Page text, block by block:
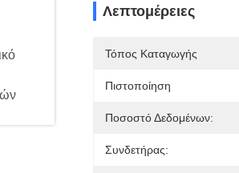
Λεπτομέρειες
Τόπος Καταγωγής
Πιστοποίηση
Ποσοστό Δεδομένων:
Συνδετήρας: